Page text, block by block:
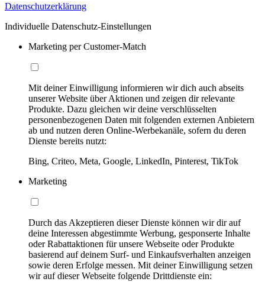
Datenschutzerklärung
Individuelle Datenschutz-Einstellungen
Marketing per Customer-Match
Mit deiner Einwilligung informieren wir dich auch abseits
unserer Website über Aktionen und zeigen dir relevante
Produkte. Dazu gleichen wir deine verschlüsselten
personenbezogenen Daten mit folgenden externen Anbietern
ab und nutzen deren Online-Werbekanäle, sofern du deren
Dienste bereits nutzt:
Bing, Criteo, Meta, Google, LinkedIn, Pinterest, TikTok
Marketing
Durch das Akzeptieren dieser Dienste können wir dir auf
deine Interessen abgestimmte Werbung, gesponserte Inhalte
oder Rabattaktionen für unsere Webseite oder Produkte
basierend auf deinem Surf- und Einkaufsverhalten anzeigen
sowie deren Erfolge messen. Mit deiner Einwilligung setzen
wir auf dieser Webseite folgende Drittdienste ein: